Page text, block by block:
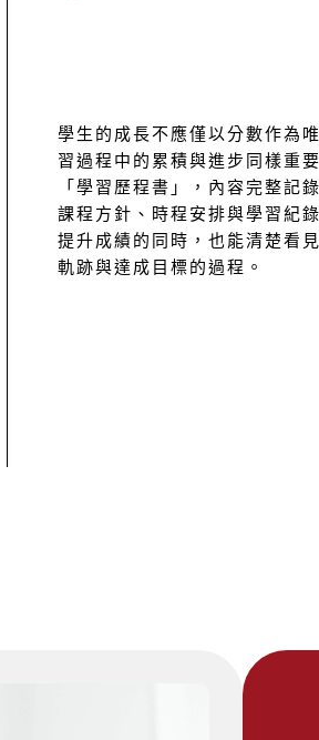
學生的成長不應僅以分數作為
習過程中的累積與進步同樣重
「學習歷程書」，內容完整記
課程方針、時程安排與學習紀
提升成績的同時，也能清楚看
軌跡與達成目標的過程。